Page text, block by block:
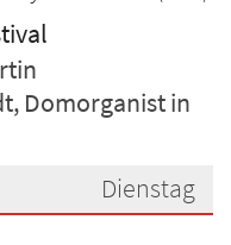
Domorganist in
Dienstag